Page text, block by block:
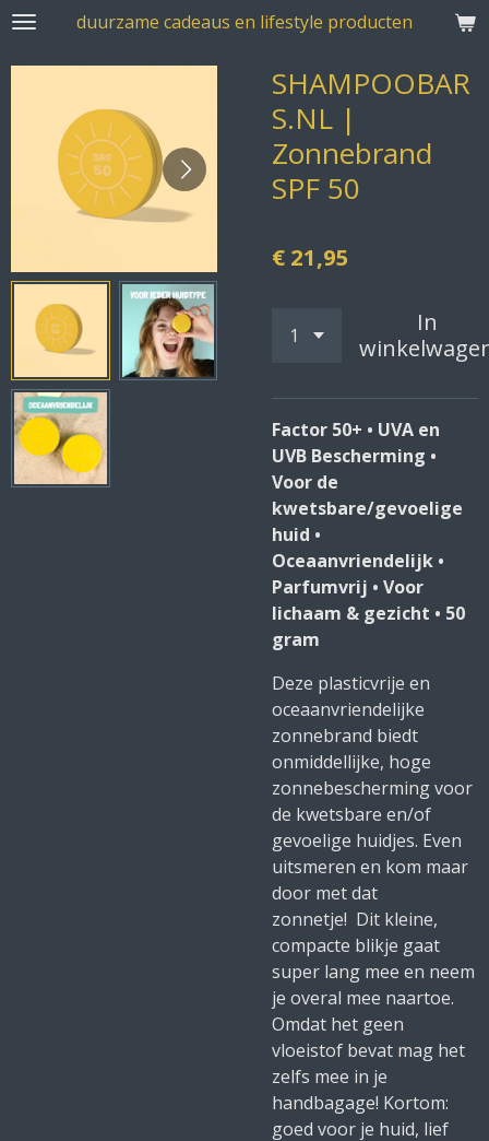
Ga
hoofdinhoud
duurzame cadeaus en lifestyle producten
SHAMPOOBAR
S.NL |
Zonnebrand
SPF 50
€ 21,95
In
Factor 50+ • UVA en
UVB Bescherming •
Voor de
kwetsbare/gevoelige
huid •
Oceaanvriendelijk •
Parfumvrij • Voor
lichaam & gezicht • 50
gram
Deze plasticvrije en
oceaanvriendelijke
zonnebrand biedt
onmiddellijke, hoge
zonnebescherming voor
de kwetsbare en/of
gevoelige huidjes. Even
uitsmeren en kom maar
door met dat
zonnetje! Dit kleine,
compacte blikje gaat
super lang mee en neem
je overal mee naartoe.
Omdat het geen
vloeistof bevat mag het
zelfs mee in je
handbagage! Kortom:
goed voor je huid, lief